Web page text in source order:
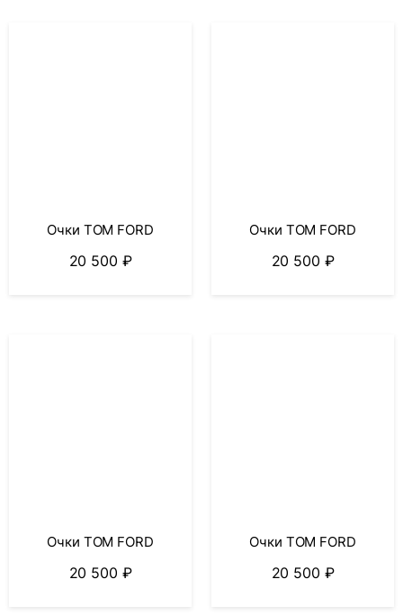
Очки TOM FORD
20 500 ₽
Очки TOM FORD
20 500 ₽
Очки TOM FORD
20 500 ₽
Очки TOM FORD
20 500 ₽